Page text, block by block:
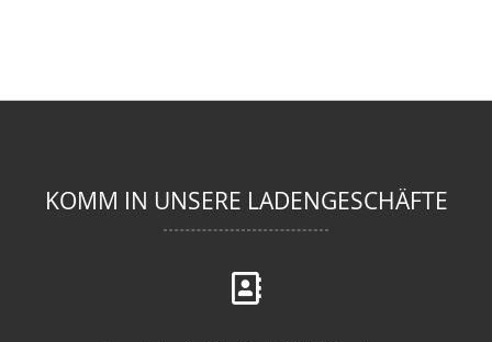
KOMM IN UNSERE LADENGESCHÄFTE